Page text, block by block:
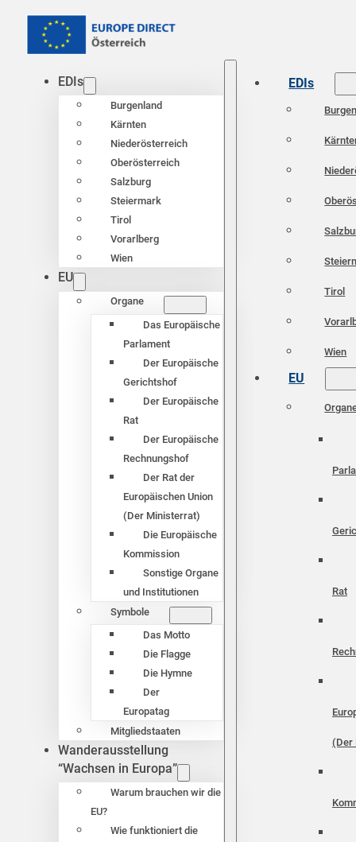
EDIs
Burgenland
Kärnten
Niederösterreich
Oberösterreich
Salzburg
Steiermark
Tirol
Vorarlberg
Wien
EU
Organe
Das Europäische
Parlament
Der Europäische
Gerichtshof
Der Europäische
Rat
Der Europäische
Rechnungshof
Der Rat der
Europäischen Union
(Der Ministerrat)
Die Europäische
Kommission
Sonstige Organe
und Institutionen
Symbole
Das Motto
Die Flagge
Die Hymne
Der
Europatag
Mitgliedstaaten
Wanderausstellung
“Wachsen in Europa”
Warum brauchen wir die
EU?
Wie funktioniert die
EDIs
Tirol
Wien
EU
Rat
(Der